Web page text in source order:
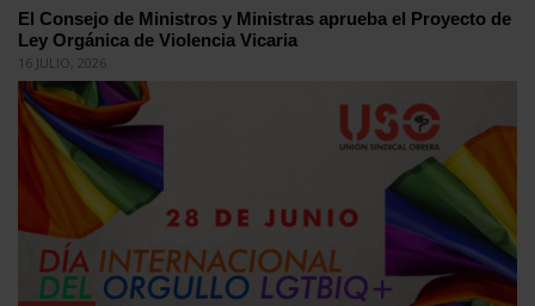
El Consejo de Ministros y Ministras aprueba el Proyecto de
Ley Orgánica de Violencia Vicaria
16 JULIO, 2026